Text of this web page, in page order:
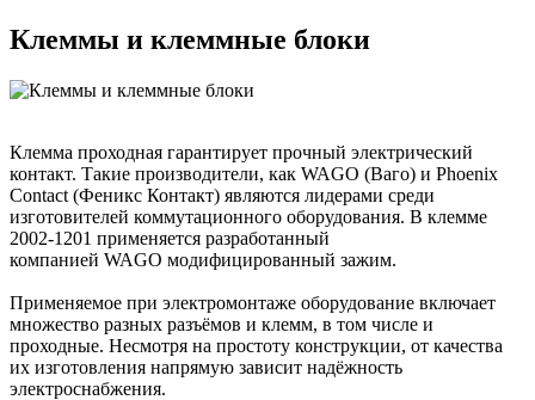
Клеммы и клеммные блоки
Клемма проходная гарантирует прочный электрический
контакт. Такие производители, как WAGO (Ваго) и Phoenix
Contact (Феникс Контакт) являются лидерами среди
изготовителей коммутационного оборудования. В клемме
2002-1201 применяется разработанный
компанией WAGO модифицированный зажим.
Применяемое при электромонтаже оборудование включает
множество разных разъёмов и клемм, в том числе и
проходные. Несмотря на простоту конструкции, от качества
их изготовления напрямую зависит надёжность
электроснабжения.